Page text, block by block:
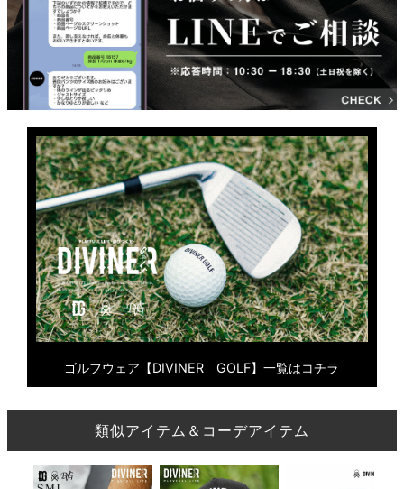
ゴルフウェア【DIVINER GOLF】一覧はコチラ
類似アイテム＆コーデアイテム